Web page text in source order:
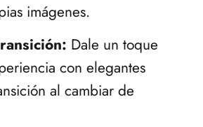
imágenes.
Dale un toque
con elegantes
al cambiar de